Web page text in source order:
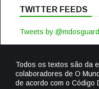
TWITTER FEEDS
Tweets by
Todos os textos são da
colaboradores de O
de acordo com o Código